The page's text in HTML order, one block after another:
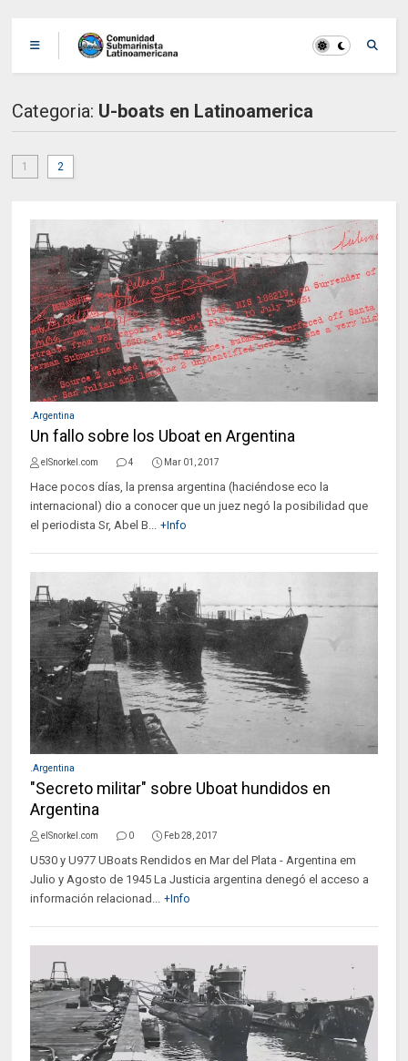
Categoria: U-boats en Latinoamerica
1 2
.Argentina
Un fallo sobre los Uboat en Argentina
elSnorkel.com 4 Mar 01, 2017
Hace pocos días, la prensa argentina (haciéndose eco la
internacional) dio a conocer que un juez negó la posibilidad que
el periodista Sr, Abel B... +Info
.Argentina
"Secreto militar" sobre Uboat hundidos en
Argentina
elSnorkel.com 0 Feb 28, 2017
U530 y U977 UBoats Rendidos en Mar del Plata - Argentina em
Julio y Agosto de 1945 La Justicia argentina denegó el acceso a
información relacionad... +Info